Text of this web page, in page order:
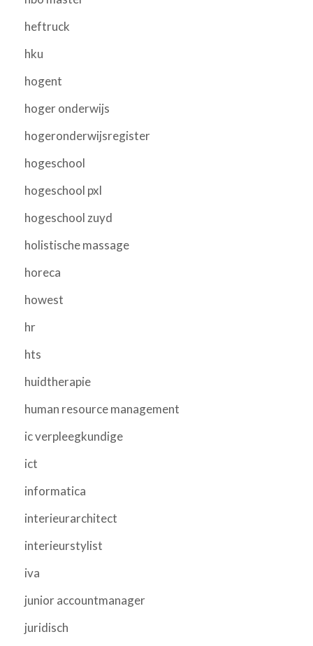
heftruck
hku
hogent
hoger onderwijs
hogeronderwijsregister
hogeschool
hogeschool pxl
hogeschool zuyd
holistische massage
horeca
howest
hr
hts
huidtherapie
human resource management
ic verpleegkundige
ict
informatica
interieurarchitect
interieurstylist
iva
junior accountmanager
juridisch